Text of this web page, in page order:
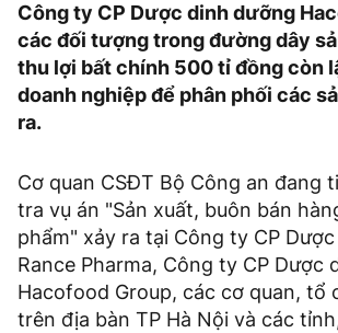
Công ty CP Dược dinh dưỡng
các đối tượng trong đường dây
thu lợi bất chính 500 tỉ đồng còn
doanh nghiệp để phân phối các
ra.
Cơ quan CSĐT Bộ Công an đang
tra vụ án "Sản xuất, buôn bán
phẩm" xảy ra tại Công ty CP
Rance Pharma, Công ty CP Dược
Hacofood Group, các cơ quan, tổ
trên địa bàn TP Hà Nội và các